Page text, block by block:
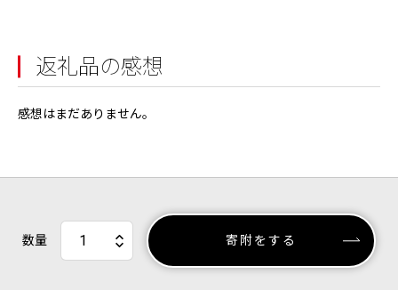
返礼品の感想
感想はまだありません。
数量 寄附をする